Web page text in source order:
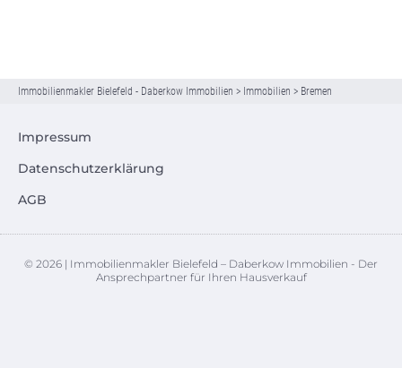
Immobilienmakler Bielefeld - Daberkow Immobilien > Immobilien > Bremen
Impressum
Datenschutzerklärung
AGB
© 2026 | Immobilienmakler Bielefeld – Daberkow Immobilien - Der
Ansprechpartner für Ihren Hausverkauf